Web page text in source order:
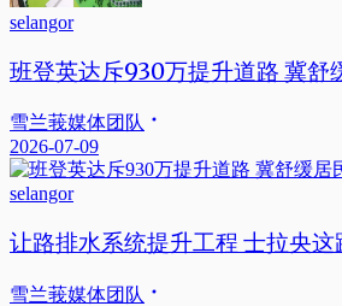
selangor
班登英达斥930万提升道路 冀舒
雪兰莪媒体团队
2026-07-09
selangor
让路排水系统提升工程 士拉央
雪兰莪媒体团队